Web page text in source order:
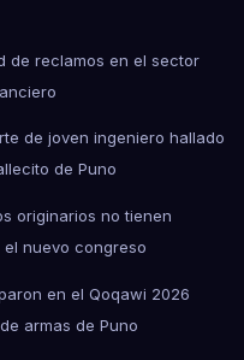
de reclamos en el sector
de joven ingeniero hallado
de Puno
originarios no tienen
nuevo congreso
en el Qoqawi 2026
armas de Puno